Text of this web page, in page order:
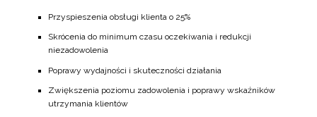
Przyspieszenia obsługi klienta o 25%
Skrócenia do minimum czasu oczekiwania i redukcji
niezadowolenia
Poprawy wydajności i skuteczności działania
Zwiększenia poziomu zadowolenia i poprawy wskaźników
utrzymania klientów